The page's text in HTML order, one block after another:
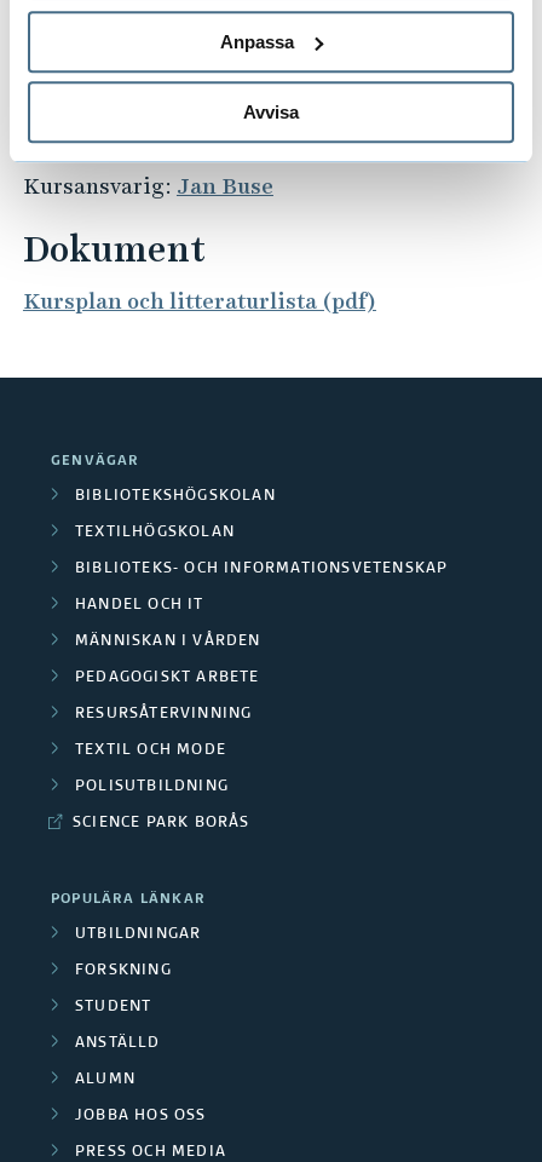
Anpassa
Avvisa
kl. 10:00–12:00)
Har du frågor kring val av studier och
Kursansvarig: Jan Buse
Dokument
Kursplan och litteraturlista (pdf)
GENVÄGAR
BIBLIOTEKSHÖGSKOLAN
TEXTILHÖGSKOLAN
BIBLIOTEKS- OCH INFORMATIONSVETENSKAP
HANDEL OCH IT
MÄNNISKAN I VÅRDEN
PEDAGOGISKT ARBETE
RESURSÅTERVINNING
TEXTIL OCH MODE
POLISUTBILDNING
SCIENCE PARK BORÅS
POPULÄRA LÄNKAR
UTBILDNINGAR
FORSKNING
STUDENT
ANSTÄLLD
ALUMN
JOBBA HOS OSS
PRESS OCH MEDIA